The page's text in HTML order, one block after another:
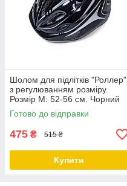
Шолом для підлітків "Роллер"
з регулюванням розміру.
Розмір M: 52-56 см. Чорний
колір.
Готово до відправки
475 ₴ 515 ₴
Купити